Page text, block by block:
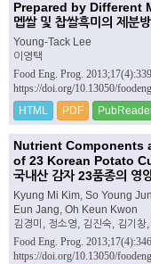
Prepared by Different
멥쌀 및 찹쌀흑미의 제분
Young-Tack Lee
이영택
Food Eng. Prog.
https://doi.org/10.13050/
HTML PDF
Nutrient Components
of 23 Korean Potato
국내산 감자 23품종의 영
Kyung Mi Kim, So Young
Eun Jang, Oh Keun Kwon
김경미, 정소영, 김진숙, 김기창
Food Eng. Prog.
https://doi.org/10.13050/